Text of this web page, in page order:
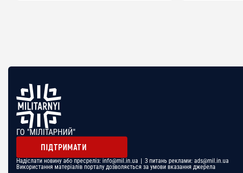
ГО "МІЛІТАРНИЙ"
ПІДТРИМАТИ
Надіслати новину або пресреліз: info@mil.in.ua | З питань реклами: ads@mil.in.ua
Використання матеріалів порталу дозволяється за умови вказання джерела